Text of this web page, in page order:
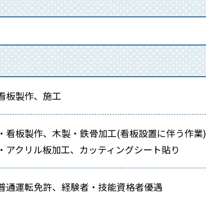
板製作、施工
看板製作、木製・鉄骨加工(看板設置に伴う作業)
アクリル板加工、カッティングシート貼り
通運転免許、経験者・技能資格者優遇